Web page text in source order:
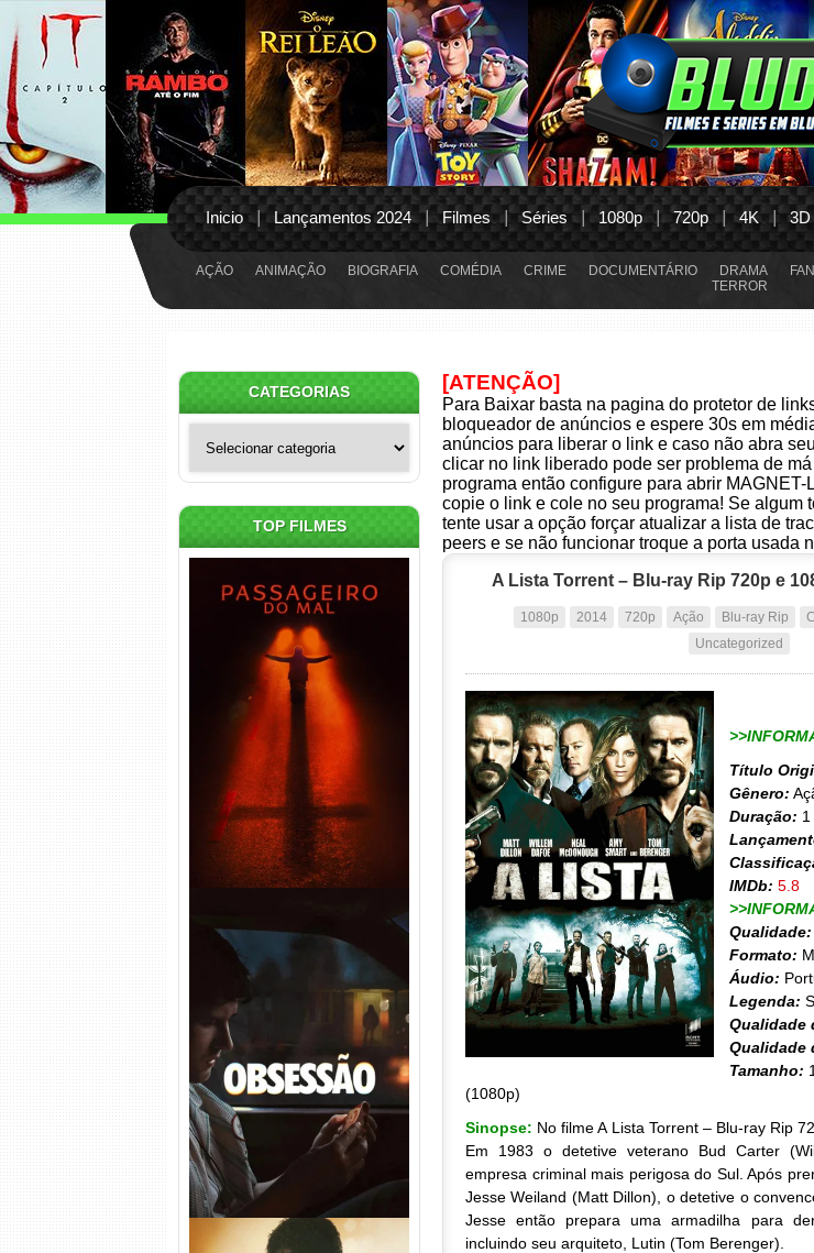
Inicio Lançamentos 2024 Filmes Séries 1080p 720p 4K 3D
AÇÃO ANIMAÇÃO BIOGRAFIA COMÉDIA CRIME DOCUMENTÁRIO DRAMA
TERROR
[ATENÇÃO]
Para Baixar basta na pagina do protetor de
bloqueador de anúncios e espere 30s em
anúncios para liberar o link e caso não abra
clicar no link liberado pode ser problema de
programa então configure para abrir
copie o link e cole no seu programa! Se algum
tente usar a opção forçar atualizar a lista de
peers e se não funcionar troque a porta usada
A Lista Torrent – Blu-ray Rip 720p e
1080p 2014 720p Ação Blu-ray Rip
Uncategorized
Título
Gênero:
Duração: 1
IMDb: 5.8
Qualidade:
Formato:
Áudio:
Legenda:
Qualidade
Qualidade
Tamanho:
(1080p)
Sinopse: No filme A Lista Torrent – Blu-ray Rip
Em 1983 o detetive veterano Bud Carter
empresa criminal mais perigosa do Sul. Após
Jesse Weiland (Matt Dillon), o detetive o
Jesse então prepara uma armadilha para
incluindo seu arquiteto, Lutin (Tom Berenger).
CATEGORIAS
TOP FILMES
Passageiro do Mal Torrent
(2026) WEB-DL 1080p Dual
Áudio
Obsessão Torrent (2026)
WEB-DL 1080p/4K Dual
Áudio